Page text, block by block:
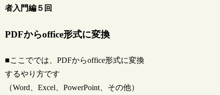
者入門編５回
PDFからoffice形式に変換
■ここででは、PDFからoffice形式に変換
するやり方です
（Word、Excel、PowerPoint、その他）